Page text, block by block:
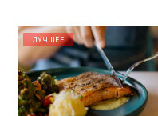
ЛУЧШЕЕ